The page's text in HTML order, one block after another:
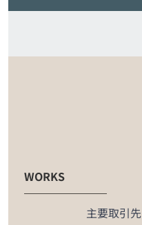
WORKS
主要取引先